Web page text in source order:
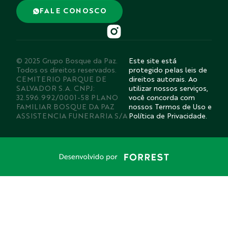
FALE CONOSCO
© 2025 Grupo Bosque da Paz.
Todos os direitos reservados.
CEMITERIO PARQUE DE
SALVADOR S.A. CNPJ:
32.596.992/0001-58 PLANO
FAMILIAR BOSQUE DA PAZ
ASSISTENCIA FUNERARIA S/A
Este site está
protegido pelas leis de
direitos autorais. Ao
utilizar nossos serviços,
você concorda com
nossos Termos de Uso e
Política de Privacidade.